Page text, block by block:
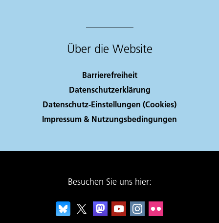
Über die Website
Barrierefreiheit
Datenschutzerklärung
Datenschutz-Einstellungen (Cookies)
Impressum & Nutzungsbedingungen
Besuchen Sie uns hier: